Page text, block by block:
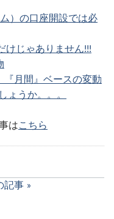
）の口座開設では必
けじゃありません!!!
『月間』ベースの変動
ょうか。。。
はこちら
記事